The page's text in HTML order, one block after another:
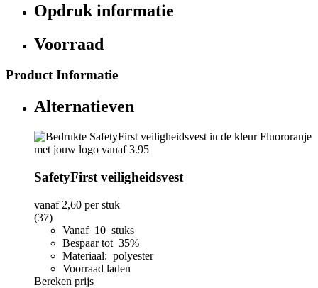
Opdruk informatie
Voorraad
Product Informatie
Alternatieven
SafetyFirst veiligheidsvest
vanaf 2,60 per stuk
(37)
Vanaf 10 stuks
Bespaar tot 35%
Materiaal: polyester
Voorraad laden
Bereken prijs